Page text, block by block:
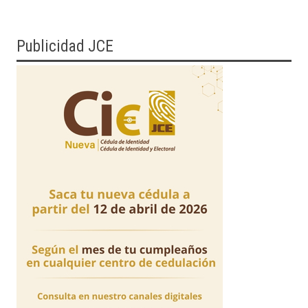
Publicidad JCE